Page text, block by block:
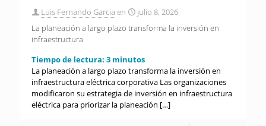
Luis Fernando Garcia en
julio 8, 2026
La planeación a largo plazo transforma la inversión en
infraestructura
Tiempo de lectura: 3 minutos
La planeación a largo plazo transforma la inversión en
infraestructura eléctrica corporativa Las organizaciones
modificaron su estrategia de inversión en infraestructura
eléctrica para priorizar la planeación […]